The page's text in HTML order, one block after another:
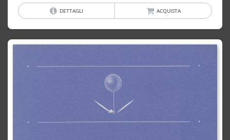
DETTAGLI ACQUISTA